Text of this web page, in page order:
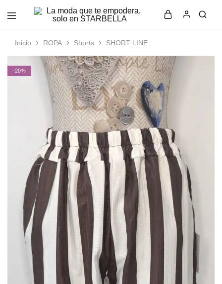
que
empodera,
solo
en
STARBELLA
con
y
elegancia
en
STARBELLA.
Inicio ROPA Shorts SHORT LINE
-20%